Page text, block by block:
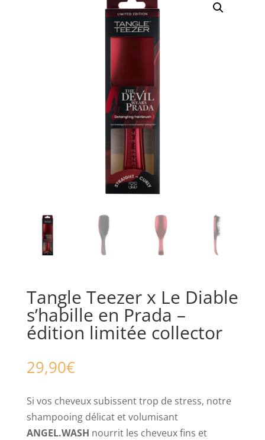
Tangle Teezer x Le Diable
s’habille en Prada –
édition limitée collector
29,90€
Si vos cheveux subissent trop de stress, notre
shampooing délicat et volumisant
ANGEL.WASH nourrit les cheveux fins et